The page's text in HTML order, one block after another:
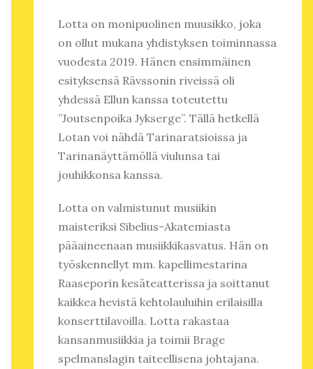
Lotta on monipuolinen muusikko, joka
on ollut mukana yhdistyksen toiminnassa
vuodesta 2019. Hänen ensimmäinen
esityksensä Rävssonin riveissä oli
yhdessä Ellun kanssa toteutettu
”Joutsenpoika Jykserge”. Tällä hetkellä
Lotan voi nähdä Tarinaratsioissa ja
Tarinanäyttämöllä viulunsa tai
jouhikkonsa kanssa.
Lotta on valmistunut musiikin
maisteriksi Sibelius-Akatemiasta
pääaineenaan musiikkikasvatus. Hän on
työskennellyt mm. kapellimestarina
Raaseporin kesäteatterissa ja soittanut
kaikkea hevistä kehtolauluihin erilaisilla
konserttilavoilla. Lotta rakastaa
kansanmusiikkia ja toimii Brage
spelmanslagin taiteellisena johtajana.